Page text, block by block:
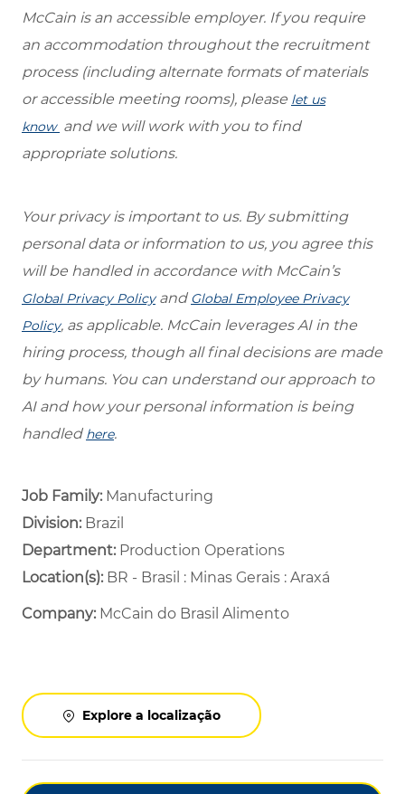
McCain is an accessible employer. If you require
an accommodation throughout the recruitment
process (including alternate formats of materials
or accessible meeting rooms), please let us
know and we will work with you to find
appropriate solutions.
Your privacy is important to us. By submitting
personal data or information to us, you agree this
will be handled in accordance with McCain’s
Global Privacy Policyand Global Employee Privacy
Policy, as applicable. McCain leverages AI in the
hiring process, though all final decisions are made
by humans. You can understand our approach to
AI and how your personal information is being
handled here.
Job Family: Manufacturing
Division: Brazil
Department: ​ Production Operations ​
Location(s):BR - Brasil : Minas Gerais : Araxá
Company: McCain do Brasil Alimento
Explore a localização